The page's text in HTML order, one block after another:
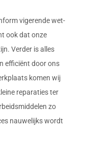
vigerende wet-
ook dat onze
Verder is alles
efficiënt door ons
komen wij
reparaties ter
zo
nauwelijks wordt